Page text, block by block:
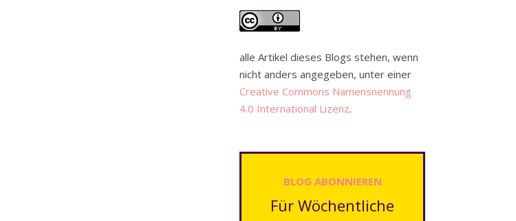
alle Artikel dieses Blogs stehen, wenn
nicht anders angegeben, unter einer
Creative Commons Namensnennung
4.0 International Lizenz.
BLOG ABONNIEREN
Für Wöchentliche